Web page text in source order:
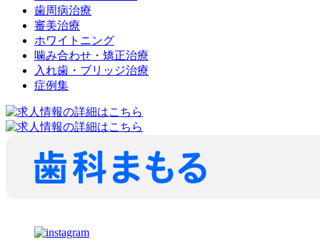
歯周病治療
審美治療
ホワイトニング
噛み合わせ・矯正治療
入れ歯・ブリッジ治療
症例集